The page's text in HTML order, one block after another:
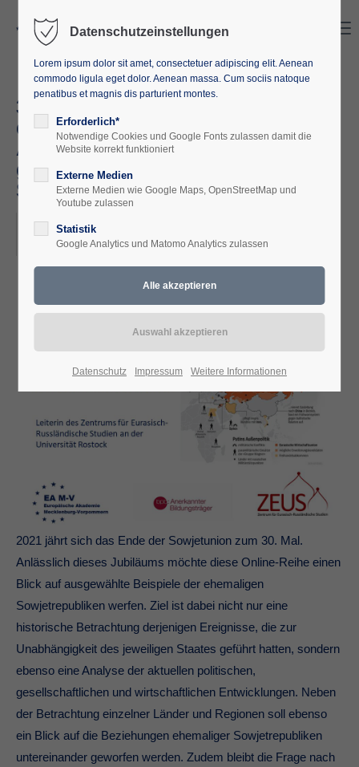
30 Jahre nach dem Niedergang
der Sowjetunion: Die
Außenpolitik Russlands
gegenüber den ehemaligen
Sowjetrepubliken
2021-12-14, 18:00
ORT: ONLINE
2021 jährt sich das Ende der Sowjetunion zum 30. Mal.
Anlässlich dieses Jubiläums möchte diese Online-Reihe einen
Blick auf ausgewählte Beispiele der ehemaligen
Sowjetrepubliken werfen. Ziel ist dabei nicht nur eine
historische Betrachtung derjenigen Ereignisse, die zur
Unabhängigkeit des jeweiligen Staates geführt hatten, sondern
ebenso eine Analyse der aktuellen politischen,
gesellschaftlichen und wirtschaftlichen Entwicklungen. Neben
der Betrachtung einzelner Länder und Regionen soll ebenso
ein Blick auf die Beziehungen ehemaliger Sowjetrepubliken
untereinander geworfen werden. Zudem bleibt die Frage nach
Datenschutzeinstellungen
Lorem ipsum dolor sit amet, consectetuer adipiscing elit. Aenean
commodo ligula eget dolor. Aenean massa. Cum sociis natoque
penatibus et magnis dis parturient montes.
Erforderlich*
Notwendige Cookies und Google Fonts zulassen damit die
Website korrekt funktioniert
Externe Medien
Externe Medien wie Google Maps, OpenStreetMap und
Youtube zulassen
Statistik
Google Analytics und Matomo Analytics zulassen
Datenschutz Impressum Weitere Informationen